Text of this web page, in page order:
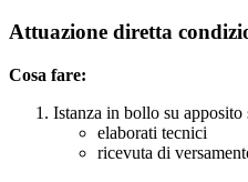
Attuazione diretta
Cosa fare:
Istanza in bollo su
elaborati tecnici
ricevuta di